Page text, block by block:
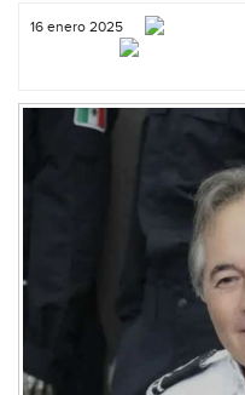
16 enero 2025